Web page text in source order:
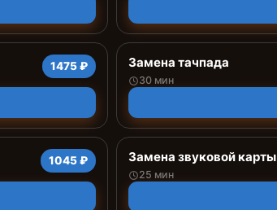
1475 ₽ Замена тачпада
30 мин
1045 ₽ Замена звуковой карты
25 мин